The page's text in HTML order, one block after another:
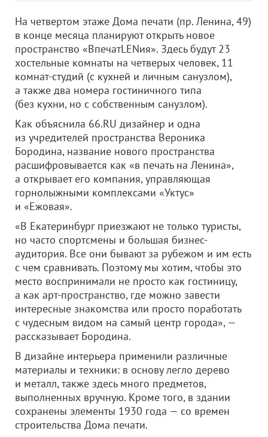
На четвертом этаже Дома печати (пр. Ленина, 49)
в конце месяца планируют открыть новое
пространство «ВпечатLENия». Здесь будут 23
хостельные комнаты на четверых человек, 11
комнат-студий (с кухней и личным санузлом),
а также два номера гостиничного типа
(без кухни, но с собственным санузлом).
Как объяснила 66.RU дизайнер и одна
из учредителей пространства Вероника
Бородина, название нового пространства
расшифровывается как «в печать на Ленина»,
а открывает его компания, управляющая
горнолыжными комплексами «Уктус»
и «Ежовая».
«В Екатеринбург приезжают не только туристы,
но часто спортсмены и большая бизнес-
аудитория. Все они бывают за рубежом и им есть
с чем сравнивать. Поэтому мы хотим, чтобы это
место воспринимали не просто как гостиницу,
а как арт-пространство, где можно завести
интересные знакомства или просто поработать
с чудесным видом на самый центр города», —
рассказывает Бородина.
В дизайне интерьера применили различные
материалы и техники: в основу легло дерево
и металл, также здесь много предметов,
выполненных вручную. Кроме того, в здании
сохранены элементы 1930 года — со времен
строительства Дома печати.